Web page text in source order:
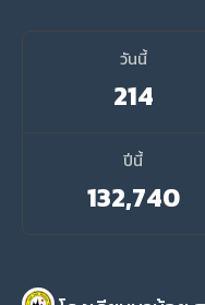
วันนี้
214
ปีนี้
132,740